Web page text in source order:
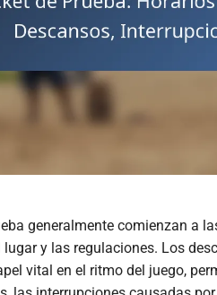
generalmente comienzan a
y las regulaciones. Los
vital en el ritmo del juego,